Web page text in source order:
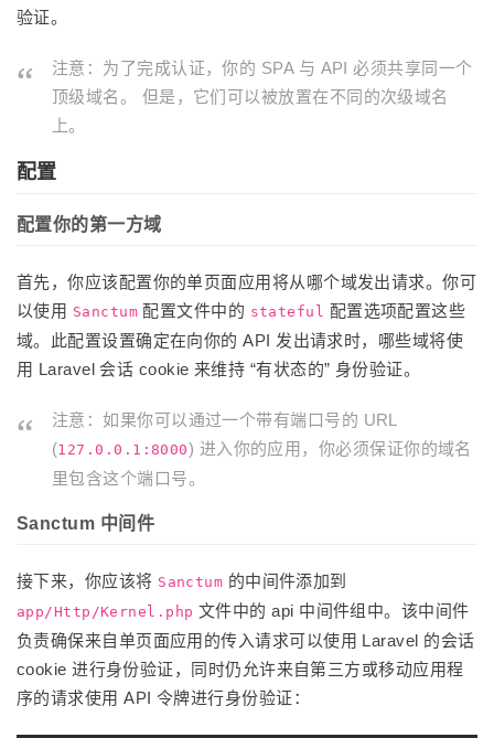
验证。
注意：为了完成认证，你的 SPA 与 API 必须共享同一个
顶级域名。 但是，它们可以被放置在不同的次级域名
上。
配置
配置你的第一方域
首先，你应该配置你的单页面应用将从哪个域发出请求。你可
以使用 Sanctum配置文件中的 stateful 配置选项配置这些
域。此配置设置确定在向你的 API 发出请求时，哪些域将使
用 Laravel 会话 cookie 来维持 “有状态的” 身份验证。
注意：如果你可以通过一个带有端口号的 URL
(127.0.0.1:8000) 进入你的应用，你必须保证你的域名
里包含这个端口号。
Sanctum 中间件
接下来，你应该将 Sanctum 的中间件添加到
app/Http/Kernel.php 文件中的 api 中间件组中。该中间件
负责确保来自单页面应用的传入请求可以使用 Laravel 的会话
cookie 进行身份验证，同时仍允许来自第三方或移动应用程
序的请求使用 API 令牌进行身份验证：